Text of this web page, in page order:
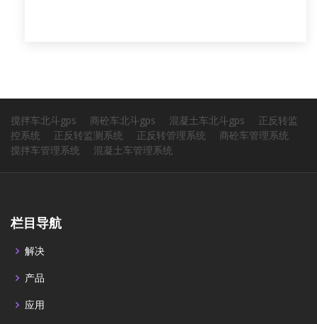
搅拌车北斗gps 商砼车北斗gps 混凝土车北斗gps
正反转监
控系统
正反转监测系统 正反转管理系统
商砼车管理系统
搅拌车管理系统
混凝土车管理系统
栏目导航
解决
产品
应用